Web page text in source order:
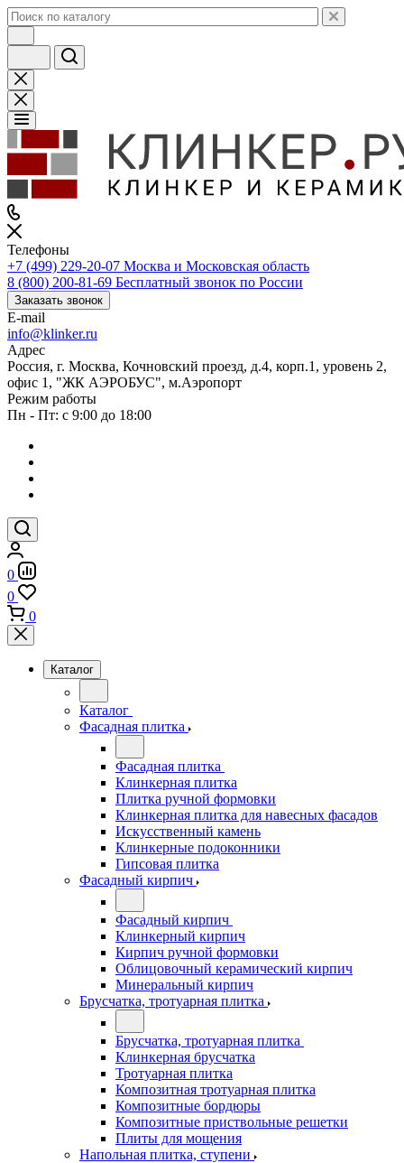
Телефоны
+7 (499) 229-20-07 Москва и Московская область
8 (800) 200-81-69 Бесплатный звонок по России
Заказать звонок
E-mail
info@klinker.ru
Адрес
Россия, г. Москва, Кочновский проезд, д.4, корп.1, уровень 2,
офис 1, "ЖК АЭРОБУС", м.Аэропорт
Режим работы
Пн - Пт: с 9:00 до 18:00
0
0
0
Каталог
Каталог
Фасадная плитка
Фасадная плитка
Клинкерная плитка
Плитка ручной формовки
Клинкерная плитка для навесных фасадов
Искусственный камень
Клинкерные подоконники
Гипсовая плитка
Фасадный кирпич
Фасадный кирпич
Клинкерный кирпич
Кирпич ручной формовки
Облицовочный керамический кирпич
Минеральный кирпич
Брусчатка, тротуарная плитка
Брусчатка, тротуарная плитка
Клинкерная брусчатка
Тротуарная плитка
Композитная тротуарная плитка
Композитные бордюры
Композитные приствольные решетки
Плиты для мощения
Напольная плитка, ступени